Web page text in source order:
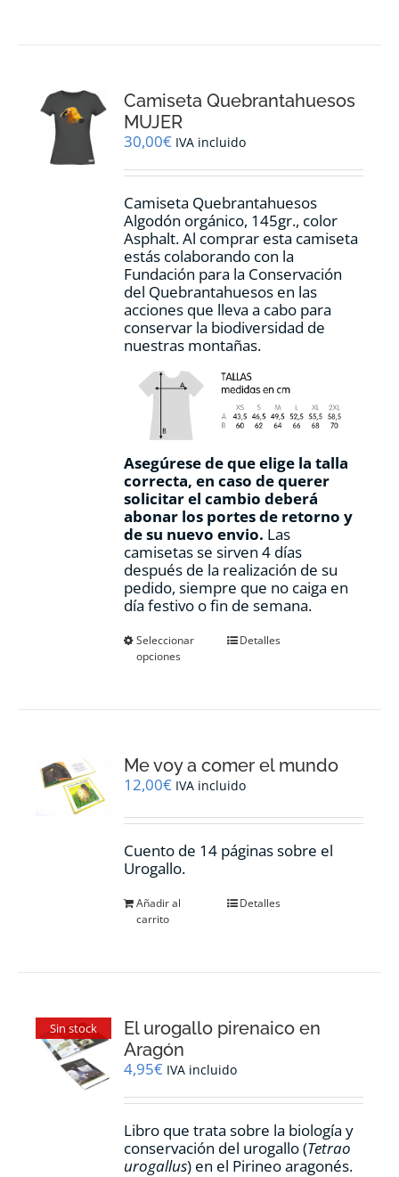
se
elegir
la
de
producto
Camiseta Quebrantahuesos
MUJER
30,00€ IVA incluido
Camiseta Quebrantahuesos
Algodón orgánico, 145gr., color
Asphalt. Al comprar esta camiseta
estás colaborando con la
Fundación para la Conservación
del Quebrantahuesos en las
acciones que lleva a cabo para
conservar la biodiversidad de
nuestras montañas.
Asegúrese de que elige la talla
correcta, en caso de querer
solicitar el cambio deberá
abonar los portes de retorno y
de su nuevo envio. Las
camisetas se sirven 4 días
después de la realización de su
pedido, siempre que no caiga en
día festivo o fin de semana.
Seleccionar
opciones
Este
se
pueden
en
página
Detalles
Me voy a comer el mundo
12,00€ IVA incluido
Cuento de 14 páginas sobre el
Urogallo.
Añadir al
carrito
Detalles
Sin stock
El urogallo pirenaico en
Aragón
4,95€ IVA incluido
Libro que trata sobre la biología y
conservación del urogallo (Tetrao
urogallus) en el Pirineo aragonés.